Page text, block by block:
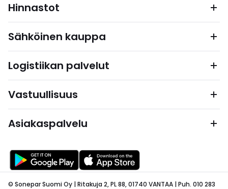
Hinnastot
Sähköinen kauppa
Logistiikan palvelut
Vastuullisuus
Asiakaspalvelu
© Sonepar Suomi Oy | Ritakuja 2, PL 88, 01740 VANTAA | Puh. 010 283